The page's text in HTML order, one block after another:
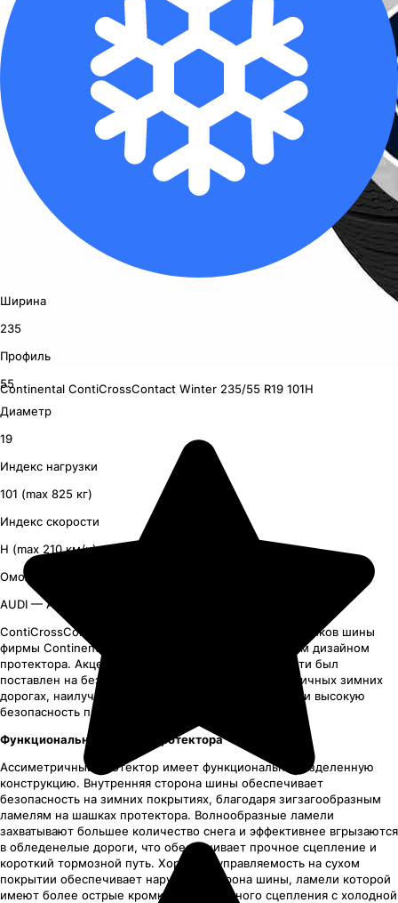
Continental ContiCrossContact Winter 235/55 R19 101H
Ширина
235
Профиль
55
Диаметр
19
Индекс нагрузки
101 (max 825 кг)
Индекс скорости
H (max 210 км/ч)
Омологация
AUDI — AO
ContiCrossContact Winter
это зимние для внедорожников шины
фирмы Continental
с нешипованным ассиметричным дизайном
протектора. Акцент в конструкторской деятельности был
поставлен на безопасные ездовые качества на типичных зимних
дорогах, наилучшее поведение на сухом покрытии и высокую
безопасность при аквапланировании.
Функциональный дизайн протектора
Ассиметричный протектор имеет функционально разделенную
конструкцию. Внутренняя сторона шины обеспечивает
безопасность на зимних покрытиях, благодаря зигзагообразным
ламелям на шашках протектора. Волнообразные ламели
захватывают большее количество снега и эффективнее вгрызаются
в обледенелые дороги, что обеспечивает прочное сцепление и
короткий тормозной путь. Хорошую управляемость на сухом
покрытии обеспечивает наружная сторона шины, ламели которой
имеют более острые кромки для надежного сцепления с холодной